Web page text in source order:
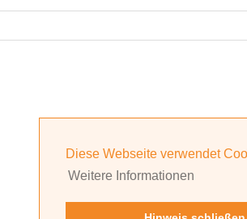
Diese Webseite verwendet
Weitere Informationen